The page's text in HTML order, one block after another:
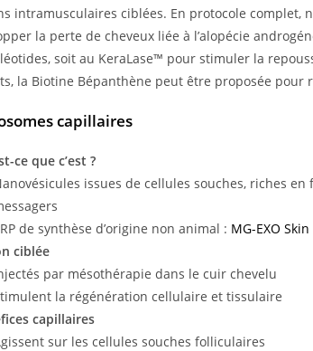
intramusculaires ciblées. En protocole complet,
la perte de cheveux liée à l’alopécie
soit au KeraLase™ pour stimuler la
la Biotine Bépanthène peut être proposée
capillaires
ce que c’est ?
issues de cellules souches, riches
de synthèse d’origine non animal : MG-EXO Skin
ciblée
par mésothérapie dans le cuir chevelu
la régénération cellulaire et tissulaire
capillaires
sur les cellules souches folliculaires